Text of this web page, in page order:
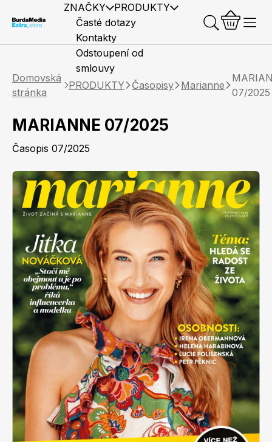
ZNAČKY PRODUKTY
Marianne
Apetit
Elle Decoration
Marianne Bydlení
Knihy Merch
Časté dotazy
Kontakty
Odstoupení od
smlouvy
Domovská
stránka
PRODUKTY Časopisy Marianne
07/2025
MARIANNE 07/2025
Časopis 07/2025